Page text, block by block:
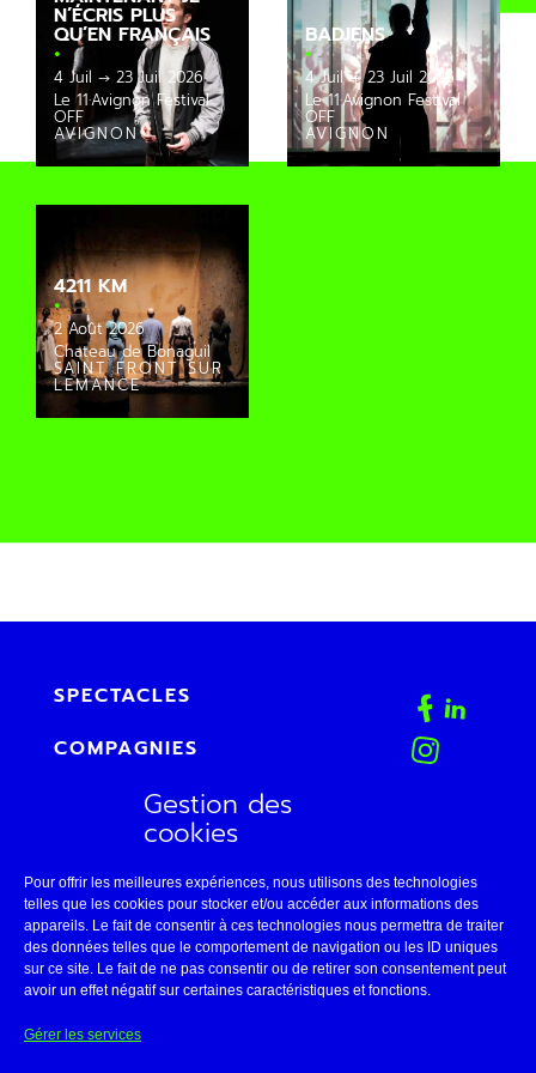
Gestion des
cookies
Pour offrir les meilleures expériences, nous utilisons des technologies
telles que les cookies pour stocker et/ou accéder aux informations des
appareils. Le fait de consentir à ces technologies nous permettra de traiter
des données telles que le comportement de navigation ou les ID uniques
sur ce site. Le fait de ne pas consentir ou de retirer son consentement peut
avoir un effet négatif sur certaines caractéristiques et fonctions.
Gérer les services
N’ÉCRIS PLUS
QU’EN FRANÇAIS
·
4 Juil → 23 Juil 2026
Le 11·Avignon Festival
OFF
AVIGNON
BADJENS
·
4 Juil → 23 Juil 2026
Le 11·Avignon Festival
OFF
AVIGNON
4211 KM
·
2 Août 2026
Chateau de Bonaguil
SAINT FRONT SUR
LEMANCE
SPECTACLES
COMPAGNIES
AGENDA
CONTACT
ESPACE PRO